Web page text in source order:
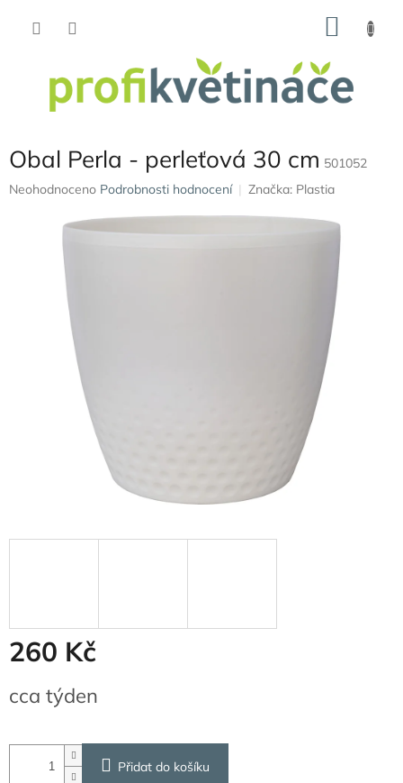
Obal Perla - perleťová 30 cm 501052
Průměrné
Neohodnoceno Podrobnosti hodnocení Značka: Plastia
260 Kč
cena:
cca týden
Přidat do košíku